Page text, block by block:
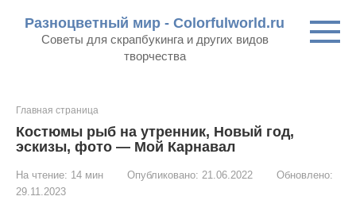
контенту
Разноцветный мир - Colorfulworld.ru
Советы для скрапбукинга и других видов
творчества
Главная страница
Костюмы рыб на утренник, Новый год,
эскизы, фото — Мой Карнавал
На чтение: 14 мин Опубликовано: 21.06.2022
Обновлено:
29.11.2023